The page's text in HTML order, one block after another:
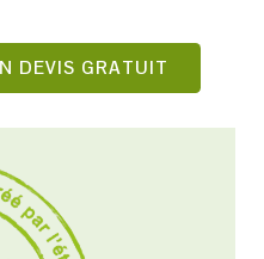
DEVIS GRATUIT